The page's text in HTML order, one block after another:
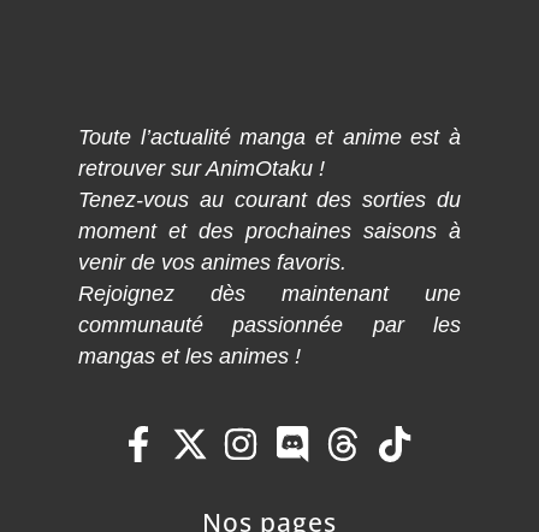
Toute l’actualité manga et anime est à
retrouver sur AnimOtaku !
Tenez-vous au courant des sorties du
moment et des prochaines saisons à
venir de vos animes favoris.
Rejoignez dès maintenant une
communauté passionnée par les
mangas et les animes !
Nos pages